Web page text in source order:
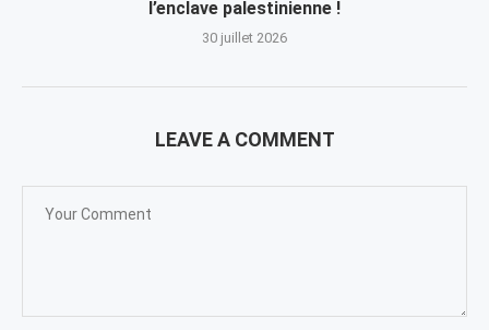
l’enclave palestinienne !
30 juillet 2026
LEAVE A COMMENT